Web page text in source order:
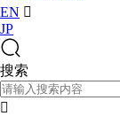
EN 
JP
搜索
